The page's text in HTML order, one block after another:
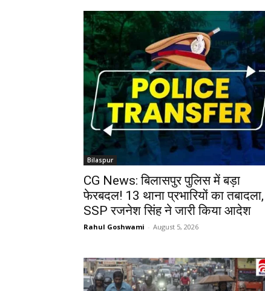
Bilaspur
CG News: बिलासपुर पुलिस में बड़ा
फेरबदल! 13 थाना प्रभारियों का तबादला,
SSP रजनेश सिंह ने जारी किया आदेश
Rahul Goshwami - August 5, 2026